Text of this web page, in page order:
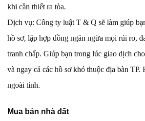
khi cần thiết ra tòa.
Dịch vụ: Công ty luật T & Q sẽ làm giúp
hồ sơ, lập hợp đồng ngăn ngừa mọi rủi ro,
tranh chấp. Giúp bạn trong lúc giao dịch
và ngay cả các hồ sơ khó thuộc địa bàn
ngoài tỉnh.
Mua bán nhà đất